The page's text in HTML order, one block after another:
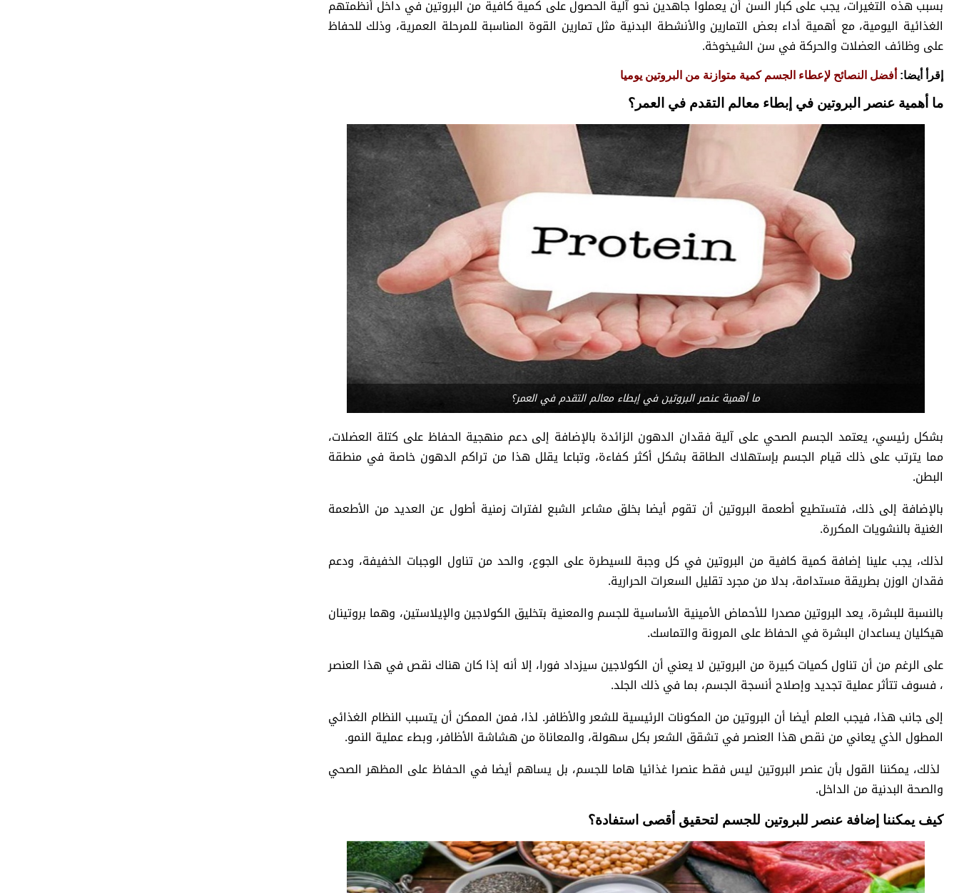
بسبب هذه التغيرات، يجب على كبار السن أن يعملوا جاهدين نحو آلية الحصول على كمية كافية من البروتين في داخل أنظمتهم
الغذائية اليومية، مع أهمية أداء بعض التمارين والأنشطة البدنية مثل تمارين القوة المناسبة للمرحلة العمرية، وذلك للحفاظ
على وظائف العضلات والحركة في سن الشيخوخة.
إقرأ أيضا: أفضل النصائح لإعطاء الجسم كمية متوازنة من البروتين يوميا
ما أهمية عنصر البروتين في إبطاء معالم التقدم في العمر؟
ما أهمية عنصر البروتين في إبطاء معالم التقدم في العمر؟
بشكل رئيسي، يعتمد الجسم الصحي على آلية فقدان الدهون الزائدة بالإضافة إلى دعم منهجية الحفاظ على كتلة العضلات،
مما يترتب على ذلك قيام الجسم بإستهلاك الطاقة بشكل أكثر كفاءة، وتباعا يقلل هذا من تراكم الدهون خاصة في منطقة
البطن.
بالإضافة إلى ذلك، فتستطيع أطعمة البروتين أن تقوم أيضا بخلق مشاعر الشبع لفترات زمنية أطول عن العديد من الأطعمة
الغنية بالنشويات المكررة.
لذلك، يجب علينا إضافة كمية كافية من البروتين في كل وجبة للسيطرة على الجوع، والحد من تناول الوجبات الخفيفة، ودعم
فقدان الوزن بطريقة مستدامة، بدلا من مجرد تقليل السعرات الحرارية.
بالنسبة للبشرة، يعد البروتين مصدرا للأحماض الأمينية الأساسية للجسم والمعنية بتخليق الكولاجين والإيلاستين، وهما بروتينان
هيكليان يساعدان البشرة في الحفاظ على المرونة والتماسك.
على الرغم من أن تناول كميات كبيرة من البروتين لا يعني أن الكولاجين سيزداد فورا، إلا أنه إذا كان هناك نقص في هذا العنصر
، فسوف تتأثر عملية تجديد وإصلاح أنسجة الجسم، بما في ذلك الجلد.
إلى جانب هذا، فيجب العلم أيضا أن البروتين من المكونات الرئيسية للشعر والأظافر. لذا، فمن الممكن أن يتسبب النظام الغذائي
المطول الذي يعاني من نقص هذا العنصر في تشقق الشعر بكل سهولة، والمعاناة من هشاشة الأظافر، وبطء عملية النمو.
لذلك، يمكننا القول بأن عنصر البروتين ليس فقط عنصرا غذائيا هاما للجسم، بل يساهم أيضا في الحفاظ على المظهر الصحي
والصحة البدنية من الداخل.
كيف يمكننا إضافة عنصر للبروتين للجسم لتحقيق أقصى استفادة؟